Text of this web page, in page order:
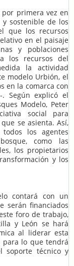
primera vez en
sostenible de los
que los recursos
en el paisaje
y poblaciones
los recursos del
la actividad
modelo Urbión, el
en la comarca con
Según explicó el
Modelo, Peter
social para
se asienta. Así,
los agentes
como las
los propietarios
y los
contará con un
serán financiados
foro de trabajo,
y León se hará
al liderar esta
para lo que tendrá
soporte técnico y